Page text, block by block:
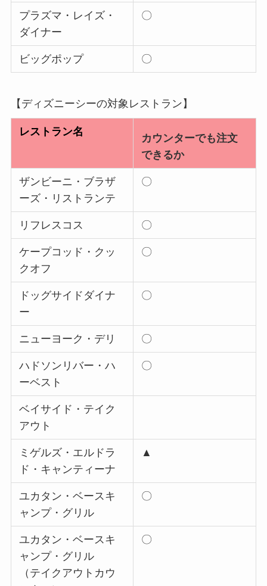
プラズマ・レイズ・
ダイナー
〇
ビッグポップ 〇
【ディズニーシーの対象レストラン】
レストラン名
カウンターでも注文
できるか
ザンビーニ・ブラザ
ーズ・リストランテ
〇
リフレスコス 〇
ケープコッド・クッ
クオフ
〇
ドッグサイドダイナ
ー
〇
ニューヨーク・デリ 〇
ハドソンリバー・ハ
ーベスト
〇
ベイサイド・テイク
アウト
ミゲルズ・エルドラ
ド・キャンティーナ
▲
ユカタン・ベースキ
ャンプ・グリル
〇
ユカタン・ベースキ
ャンプ・グリル
（テイクアウトカウ
〇